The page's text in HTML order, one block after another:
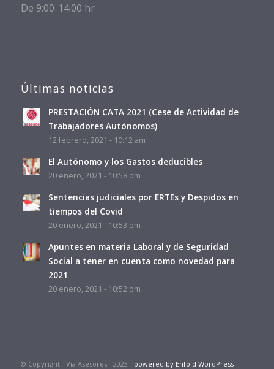
De 9:00-14:00 hr
Últimas noticias
PRESTACIÓN CATA 2021 (Cese de Actividad de
Trabajadores Autónomos)
12 febrero, 2021 - 10:12 am
El Autónomo y los Gastos deducibles
20 enero, 2021 - 10:58 pm
Sentencias judiciales por ERTEs y Despidos en
tiempos del Covid
20 enero, 2021 - 10:53 pm
Apuntes en materia Laboral y de Seguridad
Social a tener en cuenta como novedad para
2021
20 enero, 2021 - 10:52 pm
© Copyright - Via Asesores - 2023 - powered by Enfold WordPress